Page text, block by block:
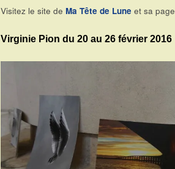
Visitez le site de Ma Tête de Lune et sa page
Virginie Pion du 20 au 26 février 2016